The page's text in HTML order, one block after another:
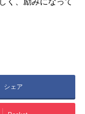
シェア